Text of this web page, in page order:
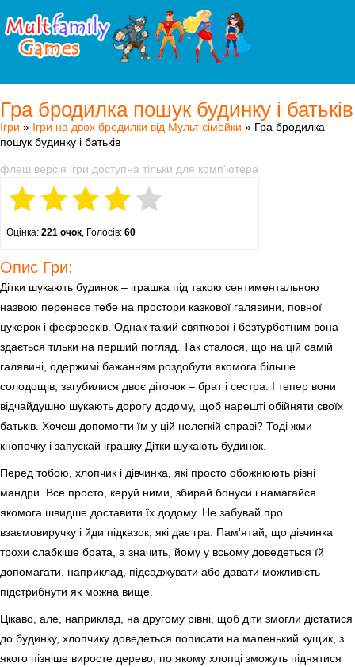
Гра бродилка пошук будинку і батьків
Ігри » Ігри на двох бродилки від Мульт сімейки » Гра бродилка
пошук будинку і батьків
флеш версія ігри доступна тільки для комп'ютера
Оцінка: 221 очок, Голосів: 60
Опис Гри:
Дітки шукають будинок – іграшка під такою сентиментальною
назвою перенесе тебе на простори казкової галявини, повної
цукерок і феєрверків. Однак такий святкової і безтурботним вона
здається тільки на перший погляд. Так сталося, що на цій самій
галявині, одержимі бажанням роздобути якомога більше
солодощів, загубилися двоє діточок – брат і сестра. І тепер вони
відчайдушно шукають дорогу додому, щоб нарешті обійняти своїх
батьків. Хочеш допомогти їм у цій нелегкій справі? Тоді жми
кнопочку і запускай іграшку Дітки шукають будинок.
Перед тобою, хлопчик і дівчинка, які просто обожнюють різні
мандри. Все просто, керуй ними, збирай бонуси і намагайся
якомога швидше доставити їх додому. Не забувай про
взаємовиручку і йди підказок, які дає гра. Пам'ятай, що дівчинка
трохи слабкіше брата, а значить, йому у всьому доведеться їй
допомагати, наприклад, підсаджувати або давати можливість
підстрибнути як можна вище.
Цікаво, але, наприклад, на другому рівні, щоб діти змогли дістатися
до будинку, хлопчику доведеться пописати на маленький кущик, з
якого пізніше виросте дерево, по якому хлопці зможуть піднятися